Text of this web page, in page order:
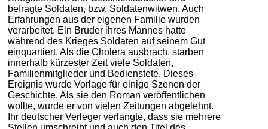
befragte Soldaten, bzw. Soldatenwitwen. Auch
Erfahrungen aus der eigenen Familie wurden
verarbeitet. Ein Bruder ihres Mannes hatte
während des Krieges Soldaten auf seinem Gut
einquartiert. Als die Cholera ausbrach, starben
innerhalb kürzester Zeit viele Soldaten,
Familienmitglieder und Bedienstete. Dieses
Ereignis wurde Vorlage für einige Szenen der
Geschichte. Als sie den Roman veröffentlichen
wollte, wurde er von vielen Zeitungen abgelehnt.
Ihr deutscher Verleger verlangte, dass sie mehrere